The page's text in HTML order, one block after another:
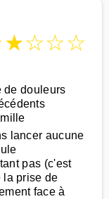
★☆☆☆
de douleurs
lancer aucune
pas (c'est
la prise de
face à